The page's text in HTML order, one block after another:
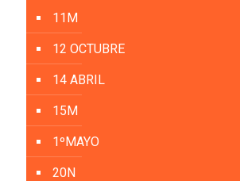
11M
12 OCTUBRE
14 ABRIL
15M
1ºMAYO
20N